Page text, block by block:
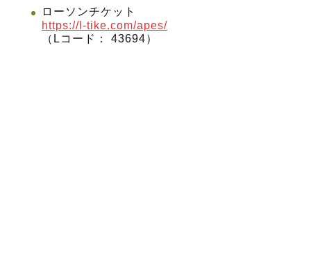
ローソンチケット
https://l-tike.com/apes/
（Lコード： 43694）